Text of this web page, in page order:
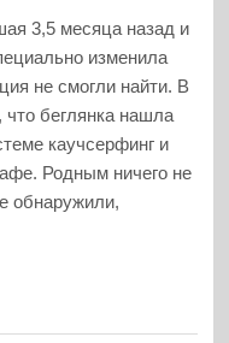
3,5 месяца назад и
изменила
не смогли найти. В
беглянка нашла
каучсерфинг и
Родным ничего не
обнаружили,